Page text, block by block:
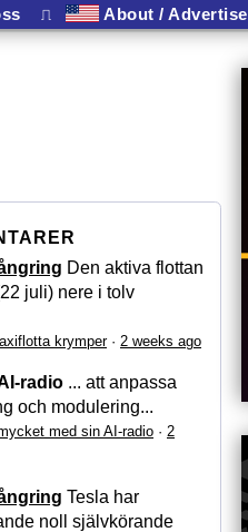
⎍ About / Advertise
Den aktiva flottan
juli) nere i tolv
krymper· 2 weeks ago
radio ... att anpassa
och modulering...
med sin AI-radio · 2
Tesla har
noll självkörande